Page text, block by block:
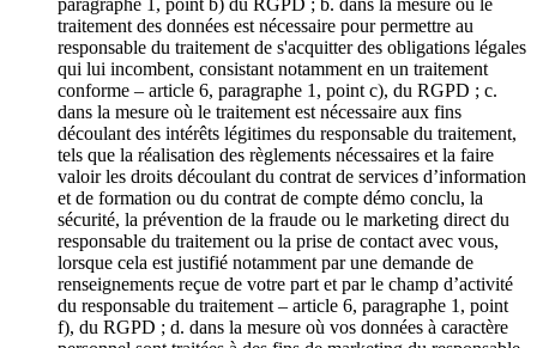
paragraphe 1, point b) du RGPD ; b. dans la mesure où le
traitement des données est nécessaire pour permettre au
responsable du traitement de s'acquitter des obligations légales
qui lui incombent, consistant notamment en un traitement
conforme – article 6, paragraphe 1, point c), du RGPD ; c.
dans la mesure où le traitement est nécessaire aux fins
découlant des intérêts légitimes du responsable du traitement,
tels que la réalisation des règlements nécessaires et la faire
valoir les droits découlant du contrat de services d’information
et de formation ou du contrat de compte démo conclu, la
sécurité, la prévention de la fraude ou le marketing direct du
responsable du traitement ou la prise de contact avec vous,
lorsque cela est justifié notamment par une demande de
renseignements reçue de votre part et par le champ d’activité
du responsable du traitement – article 6, paragraphe 1, point
f), du RGPD ; d. dans la mesure où vos données à caractère